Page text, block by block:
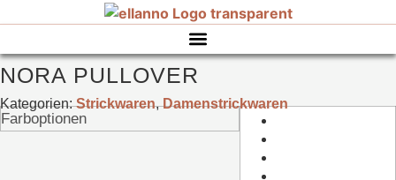
NORA PULLOVER
Kategorien:Strickwaren,Damenstrickwaren
Farboptionen